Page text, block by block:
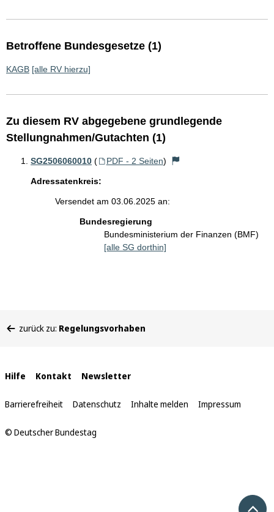
Betroffene Bundesgesetze (1)
KAGB [alle RV hierzu]
Zu diesem RV abgegebene grundlegende
Stellungnahmen/Gutachten (1)
SG2506060010 ( PDF - 2 Seiten)
Adressatenkreis:
Versendet am 03.06.2025 an:
Bundesregierung
Bundesministerium der Finanzen (BMF)
[alle SG dorthin]
befinden
zurück zu: Regelungsvorhaben
Interne
Links
Hilfe Kontakt Newsletter
Barrierefreiheit Datenschutz Inhalte melden Impressum
© Deutscher Bundestag